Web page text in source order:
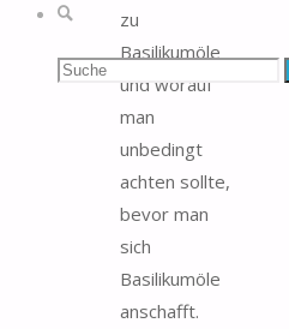
Suche
Suchen
zu
Basilikumöle
und worauf
man
unbedingt
achten sollte,
bevor man
sich
Basilikumöle
anschafft.